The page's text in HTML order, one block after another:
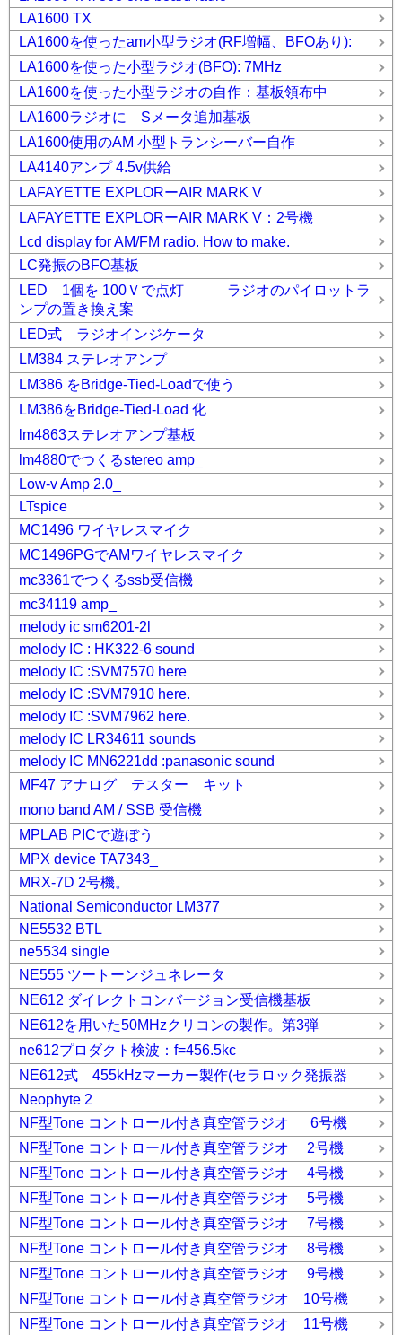
LA1600 TX
LA1600を使ったam小型ラジオ(RF増幅、BFOあり):
LA1600を使った小型ラジオ(BFO): 7MHz
LA1600を使った小型ラジオの自作：基板領布中
LA1600ラジオに Sメータ追加基板
LA1600使用のAM 小型トランシーバー自作
LA4140アンプ 4.5v供給
LAFAYETTE EXPLORーAIR MARK V
LAFAYETTE EXPLORーAIR MARK V：2号機
Lcd display for AM/FM radio. How to make.
LC発振のBFO基板
LED 1個を 100Ｖで点灯 ラジオのパイロットラ
ンプの置き換え案
LED式 ラジオインジケータ
LM384 ステレオアンプ
LM386 をBridge-Tied-Loadで使う
LM386をBridge-Tied-Load 化
lm4863ステレオアンプ基板
lm4880でつくるstereo amp_
Low-v Amp 2.0_
LTspice
MC1496 ワイヤレスマイク
MC1496PGでAMワイヤレスマイク
mc3361でつくるssb受信機
mc34119 amp_
melody ic sm6201-2l
melody IC : HK322-6 sound
melody IC :SVM7570 here
melody IC :SVM7910 here.
melody IC :SVM7962 here.
melody IC LR34611 sounds
melody IC MN6221dd :panasonic sound
MF47 アナログ テスター キット
mono band AM / SSB 受信機
MPLAB PICで遊ぼう
MPX device TA7343_
MRX-7D 2号機。
National Semiconductor LM377
NE5532 BTL
ne5534 single
NE555 ツートーンジュネレータ
NE612 ダイレクトコンバージョン受信機基板
NE612を用いた50MHzクリコンの製作。第3弾
ne612プロダクト検波：f=456.5kc
NE612式 455kHzマーカー製作(セラロック発振器
Neophyte 2
NF型Tone コントロール付き真空管ラジオ 6号機
NF型Tone コントロール付き真空管ラジオ 2号機
NF型Tone コントロール付き真空管ラジオ 4号機
NF型Tone コントロール付き真空管ラジオ 5号機
NF型Tone コントロール付き真空管ラジオ 7号機
NF型Tone コントロール付き真空管ラジオ 8号機
NF型Tone コントロール付き真空管ラジオ 9号機
NF型Tone コントロール付き真空管ラジオ 10号機
NF型Tone コントロール付き真空管ラジオ 11号機